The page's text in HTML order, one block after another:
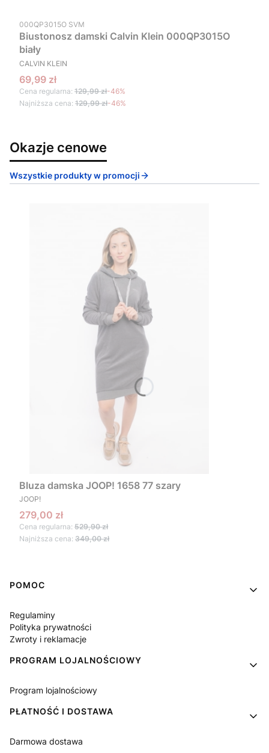
Kod produktu
000QP3015O SVM
Biustonosz damski Calvin Klein 000QP3015O
biały
PRODUCENT
CALVIN KLEIN
Cena promocyjna
69,99 zł
Cena regularna: 129,99 zł-46%
Najniższa cena: 129,99 zł-46%
Okazje cenowe
Wszystkie produkty w promocji
Bluza damska JOOP! 1658 77 szary
PRODUCENT
JOOP!
Cena promocyjna
279,00 zł
Cena regularna: 529,90 zł
Najniższa cena: 349,00 zł
Linki w stopce
POMOC
Regulaminy
Polityka prywatności
Zwroty i reklamacje
PROGRAM LOJALNOŚCIOWY
Program lojalnościowy
PŁATNOŚĆ I DOSTAWA
Darmowa dostawa